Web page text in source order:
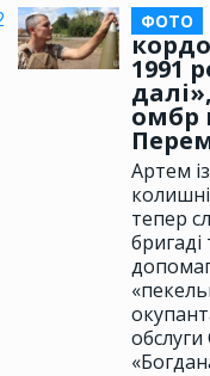
ФОТО
1991
омбр
Артем
тепер